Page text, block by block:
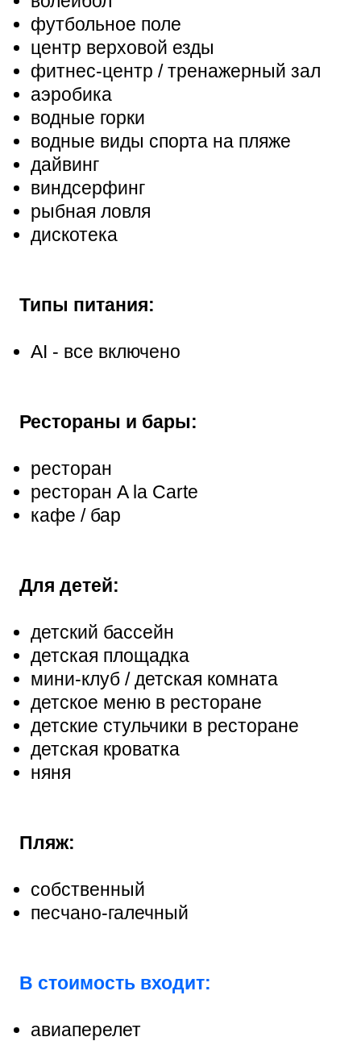
футбольное поле
центр верховой езды
фитнес-центр / тренажерный зал
аэробика
водные горки
водные виды спорта на пляже
дайвинг
виндсерфинг
рыбная ловля
дискотека
Типы питания:
AI - все включено
Рестораны и бары:
ресторан
ресторан A la Carte
кафе / бар
Для детей:
детский бассейн
детская площадка
мини-клуб / детская комната
детское меню в ресторане
детские стульчики в ресторане
детская кроватка
няня
Пляж:
собственный
песчано-галечный
В стоимость входит:
авиаперелет